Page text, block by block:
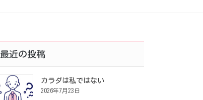
最近の投稿
カラダは私ではない
2026年7月23日